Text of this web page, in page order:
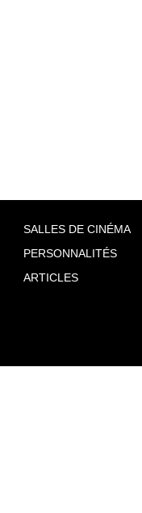
SALLES DE CINÉMA
PERSONNALITÉS
ARTICLES